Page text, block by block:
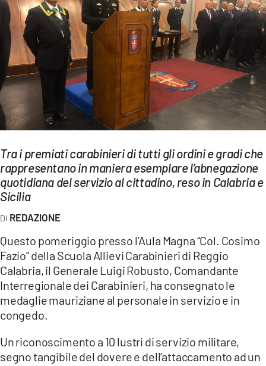
CULTURA
ECONOMIA E LAVORO
EVENTI
SPORT
Streaming
LAC TV
LAC NETWORK
LAC ONAIR
LaC
Network
LACPLAY.IT
LACTV.IT
LACONAIR.IT
LACITYMAG.IT
Tra i premiati carabinieri di tutti gli ordini e gradi che
rappresentano in maniera esemplare l’abnegazione
quotidiana del servizio al cittadino, reso in Calabria e
Sicilia
REDAZIONE
Questo pomeriggio presso l’Aula Magna “Col. Cosimo
Fazio” della Scuola Allievi Carabinieri di Reggio
Calabria, il Generale Luigi Robusto, Comandante
Interregionale dei Carabinieri, ha consegnato le
medaglie mauriziane al personale in servizio e in
congedo.
Un riconoscimento a 10 lustri di servizio militare,
segno tangibile del dovere e dell’attaccamento ad un